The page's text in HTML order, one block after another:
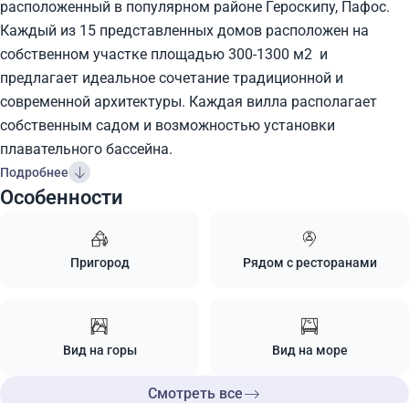
расположенный в популярном районе Героскипу, Пафос.
Каждый из 15 представленных домов расположен на
собственном участке площадью 300-1300 м2 и
предлагает идеальное сочетание традиционной и
современной архитектуры. Каждая вилла располагает
собственным садом и возможностью установки
плавательного бассейна.
Подробнее
Особенности
Пригород Рядом с ресторанами
Вид на горы Вид на море
Смотреть все